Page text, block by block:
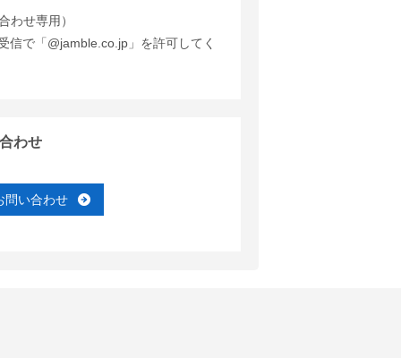
わせ専用）
で「@jamble.co.jp」を許可してく
わせ
問い合わせ